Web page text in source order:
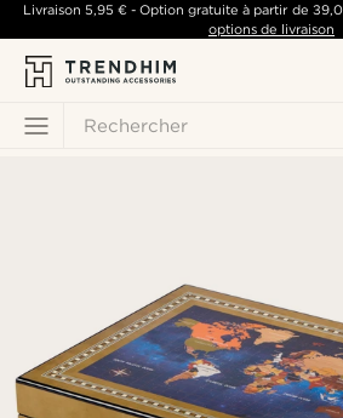
Rechercher
Livraison 5,95 €- Option gratuite à partir de
options de livraison